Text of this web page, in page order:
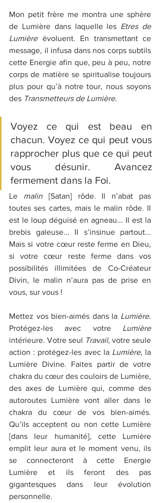
Mon petit frère me montra une sphère
de Lumière dans laquelle les Etres de
Lumière évoluent. En transmettant ce
message, il infusa dans nos corps subtils
cette Energie afin que, peu à peu, notre
corps de matière se spiritualise toujours
plus pour qu’à notre tour, nous soyons
des Transmetteurs de Lumière.
Voyez ce qui est beau en
chacun. Voyez ce qui peut vous
rapprocher plus que ce qui peut
vous désunir. Avancez
fermement dans la Foi.
Le malin [Satan] rôde. Il n’abat pas
toutes ses cartes, mais le malin rôde. Il
est le loup déguisé en agneau... Il est la
brebis galeuse... Il s’insinue partout...
Mais si votre cœur reste ferme en Dieu,
si votre cœur reste ferme dans vos
possibilités illimitées de Co-Créateur
Divin, le malin n’aura pas de prise en
vous, sur vous !
Mettez vos bien-aimés dans la Lumière.
Protégez-les avec votre Lumière
intérieure. Votre seul Travail, votre seule
action : protégez-les avec la Lumière, la
Lumière Divine. Faites partir de votre
chakra du cœur des couloirs de Lumière,
des axes de Lumière qui, comme des
autoroutes Lumière vont aller dans le
chakra du cœur de vos bien-aimés.
Qu’ils acceptent ou non cette Lumière
[dans leur humanité], cette Lumière
emplit leur aura et le moment venu, ils
se connecteront à cette Energie
Lumière et ils feront des pas
gigantesques dans leur évolution
personnelle.